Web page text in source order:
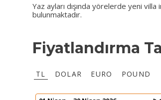
Yaz ayları dışında yörelerde yeni
bulunmaktadır.
Fiyatlandırma
TL DOLAR EURO POUND